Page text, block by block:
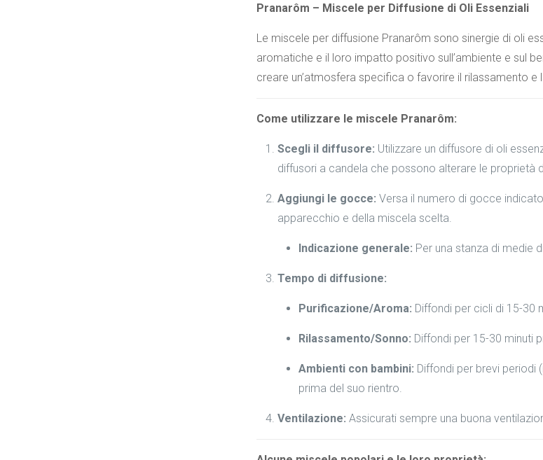
Pranarôm – Miscele per Diffusione di Oli Essenziali
Le miscele per diffusione Pranarôm sono sinergie di oli
aromatiche e il loro impatto positivo sull’ambiente e sul
creare un’atmosfera specifica o favorire il rilassamento e
Come utilizzare le miscele Pranarôm:
Scegli il diffusore: Utilizzare un diffusore di oli
diffusori a candela che possono alterare le proprietà
Aggiungi le gocce: Versa il numero di gocce
apparecchio e della miscela scelta.
Indicazione generale: Per una stanza di medie
Tempo di diffusione:
Purificazione/Aroma: Diffondi per cicli di 15-30
Rilassamento/Sonno: Diffondi per 15-30 minuti
Ambienti con bambini: Diffondi per brevi periodi
prima del suo rientro.
Ventilazione: Assicurati sempre una buona